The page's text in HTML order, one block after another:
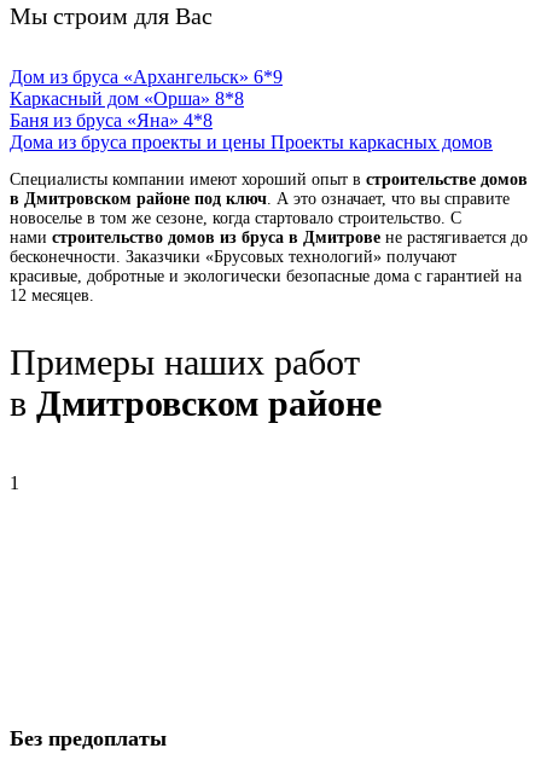
Мы строим для Вас
Дом из бруса «Архангельск» 6*9
Каркасный дом «Орша» 8*8
Баня из бруса «Яна» 4*8
Дома из бруса проекты и цены Проекты каркасных домов
Специалисты компании имеют хороший опыт в строительстве домов
в Дмитровском районе под ключ . А это означает, что вы справите
новоселье в том же сезоне, когда стартовало строительство. С
нами строительство домов из бруса в Дмитрове не растягивается до
бесконечности. Заказчики «Брусовых технологий» получают
красивые, добротные и экологически безопасные дома с гарантией на
12 месяцев.
Примеры наших работ
в Дмитровском районе
1
Без предоплаты